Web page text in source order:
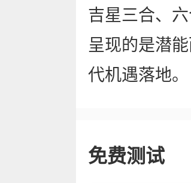
吉星三合、
呈现的是潜
代机遇落地。
免费测试